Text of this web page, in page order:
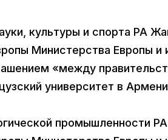
культуры и спорта РА
Министерства Европы
«между
университет в
промышленности